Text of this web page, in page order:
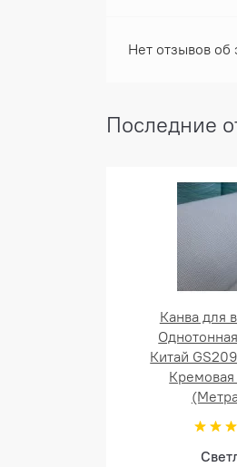
Нет отзывов об
Последние
Канва для
Китай